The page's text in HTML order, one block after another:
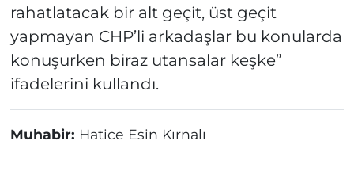
rahatlatacak bir alt geçit, üst geçit
yapmayan CHP’li arkadaşlar bu konularda
konuşurken biraz utansalar keşke”
ifadelerini kullandı.
Muhabir: Hatice Esin Kırnalı